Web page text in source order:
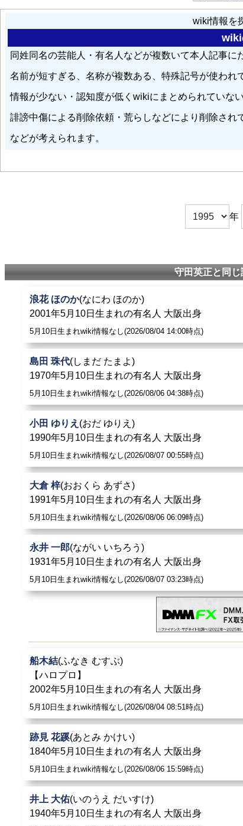
wiki情報を
wiki
同姓同名の芸能人・有名人などが複数いて本人記事に
名前が短すぎる、名称が複数ある、特殊記号が使わ
情報が少ない・認知度が低くwikiにまとめられていない
誹謗中傷による削除依頼・荒らしなどにより削除され
などが考えられます。
年
守田英正と同
浪花 ほのか(なにわ ほのか)
2001年5月10日生まれの有名人 大阪出身
5月10日生まれwiki情報なし(2026/08/04 14:00時点)
島田 珠代(しまだ たまよ)
1970年5月10日生まれの有名人 大阪出身
5月10日生まれwiki情報なし(2026/08/06 04:38時点)
小田 ゆりえ (おだ ゆりえ)
1990年5月10日生まれの有名人 大阪出身
5月10日生まれwiki情報なし(2026/08/07 00:55時点)
大倉 梓(おおくら あずさ)
1991年5月10日生まれの有名人 大阪出身
5月10日生まれwiki情報なし(2026/08/06 06:09時点)
永井 一郎(ながい いちろう)
1931年5月10日生まれの有名人 大阪出身
5月10日生まれwiki情報なし(2026/08/07 03:23時点)
船木結(ふなき むすぶ)
【ハロプロ】
2002年5月10日生まれの有名人 大阪出身
5月10日生まれwiki情報なし(2026/08/04 08:51時点)
跡見 花蹊(あとみ かけい)
1840年5月10日生まれの有名人 大阪出身
5月10日生まれwiki情報なし(2026/08/06 15:59時点)
井上 大佑(いのうえ だいすけ)
1940年5月10日生まれの有名人 大阪出身